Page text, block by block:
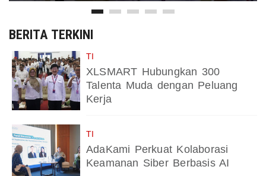
BERITA TERKINI
TI
XLSMART Hubungkan 300
Talenta Muda dengan Peluang
Kerja
TI
AdaKami Perkuat Kolaborasi
Keamanan Siber Berbasis AI